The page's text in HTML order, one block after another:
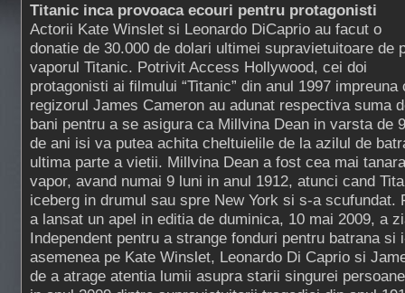
Titanic inca provoaca ecouri pentru protagonisti
Actorii Kate Winslet si Leonardo DiCaprio au facut o
donatie de 30.000 de dolari ultimei supravietuitoare de
vaporul Titanic. Potrivit Access Hollywood, cei doi
protagonisti ai filmului “Titanic” din anul 1997 impreuna
regizorul James Cameron au adunat respectiva suma
bani pentru a se asigura ca Millvina Dean in varsta de
de ani isi va putea achita cheltuielile de la azilul de
ultima parte a vietii. Millvina Dean a fost cea mai
vapor, avand numai 9 luni in anul 1912, atunci cand
iceberg in drumul sau spre New York si s-a scufundat.
a lansat un apel in editia de duminica, 10 mai 2009, a
Independent pentru a strange fonduri pentru batrana si
asemenea pe Kate Winslet, Leonardo Di Caprio si
de a atrage atentia lumii asupra starii singurei